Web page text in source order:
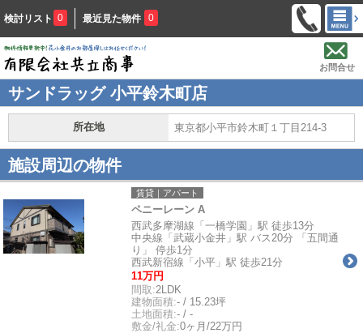
検討リスト 0 最近見た物件 0
お問合せ
サンドラッグ 小平鈴木町店
所在地 東京都小平市鈴木町１丁目214-3
施設周辺の物件
賃貸｜アパート
ペニーレーン A
西武多摩湖線「一橋学園」駅 徒歩13分
中央線「武蔵小金井」駅 バス20分 「五間通
り」 停歩1分
西武新宿線「小平」駅 徒歩21分
11万円
間取:2LDK
建物面積:- / 15.23坪
土地面積:- / -
敷金/礼金:0ヶ月/22万円